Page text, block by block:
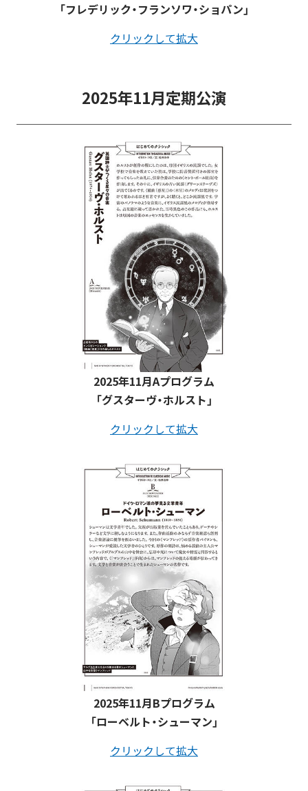
「フレデリック・フランソワ・ショパン」
クリックして拡大
2025年11月定期公演
2025年11月Aプログラム
「グスターヴ・ホルスト」
クリックして拡大
2025年11月Bプログラム
「ローベルト・シューマン」
クリックして拡大